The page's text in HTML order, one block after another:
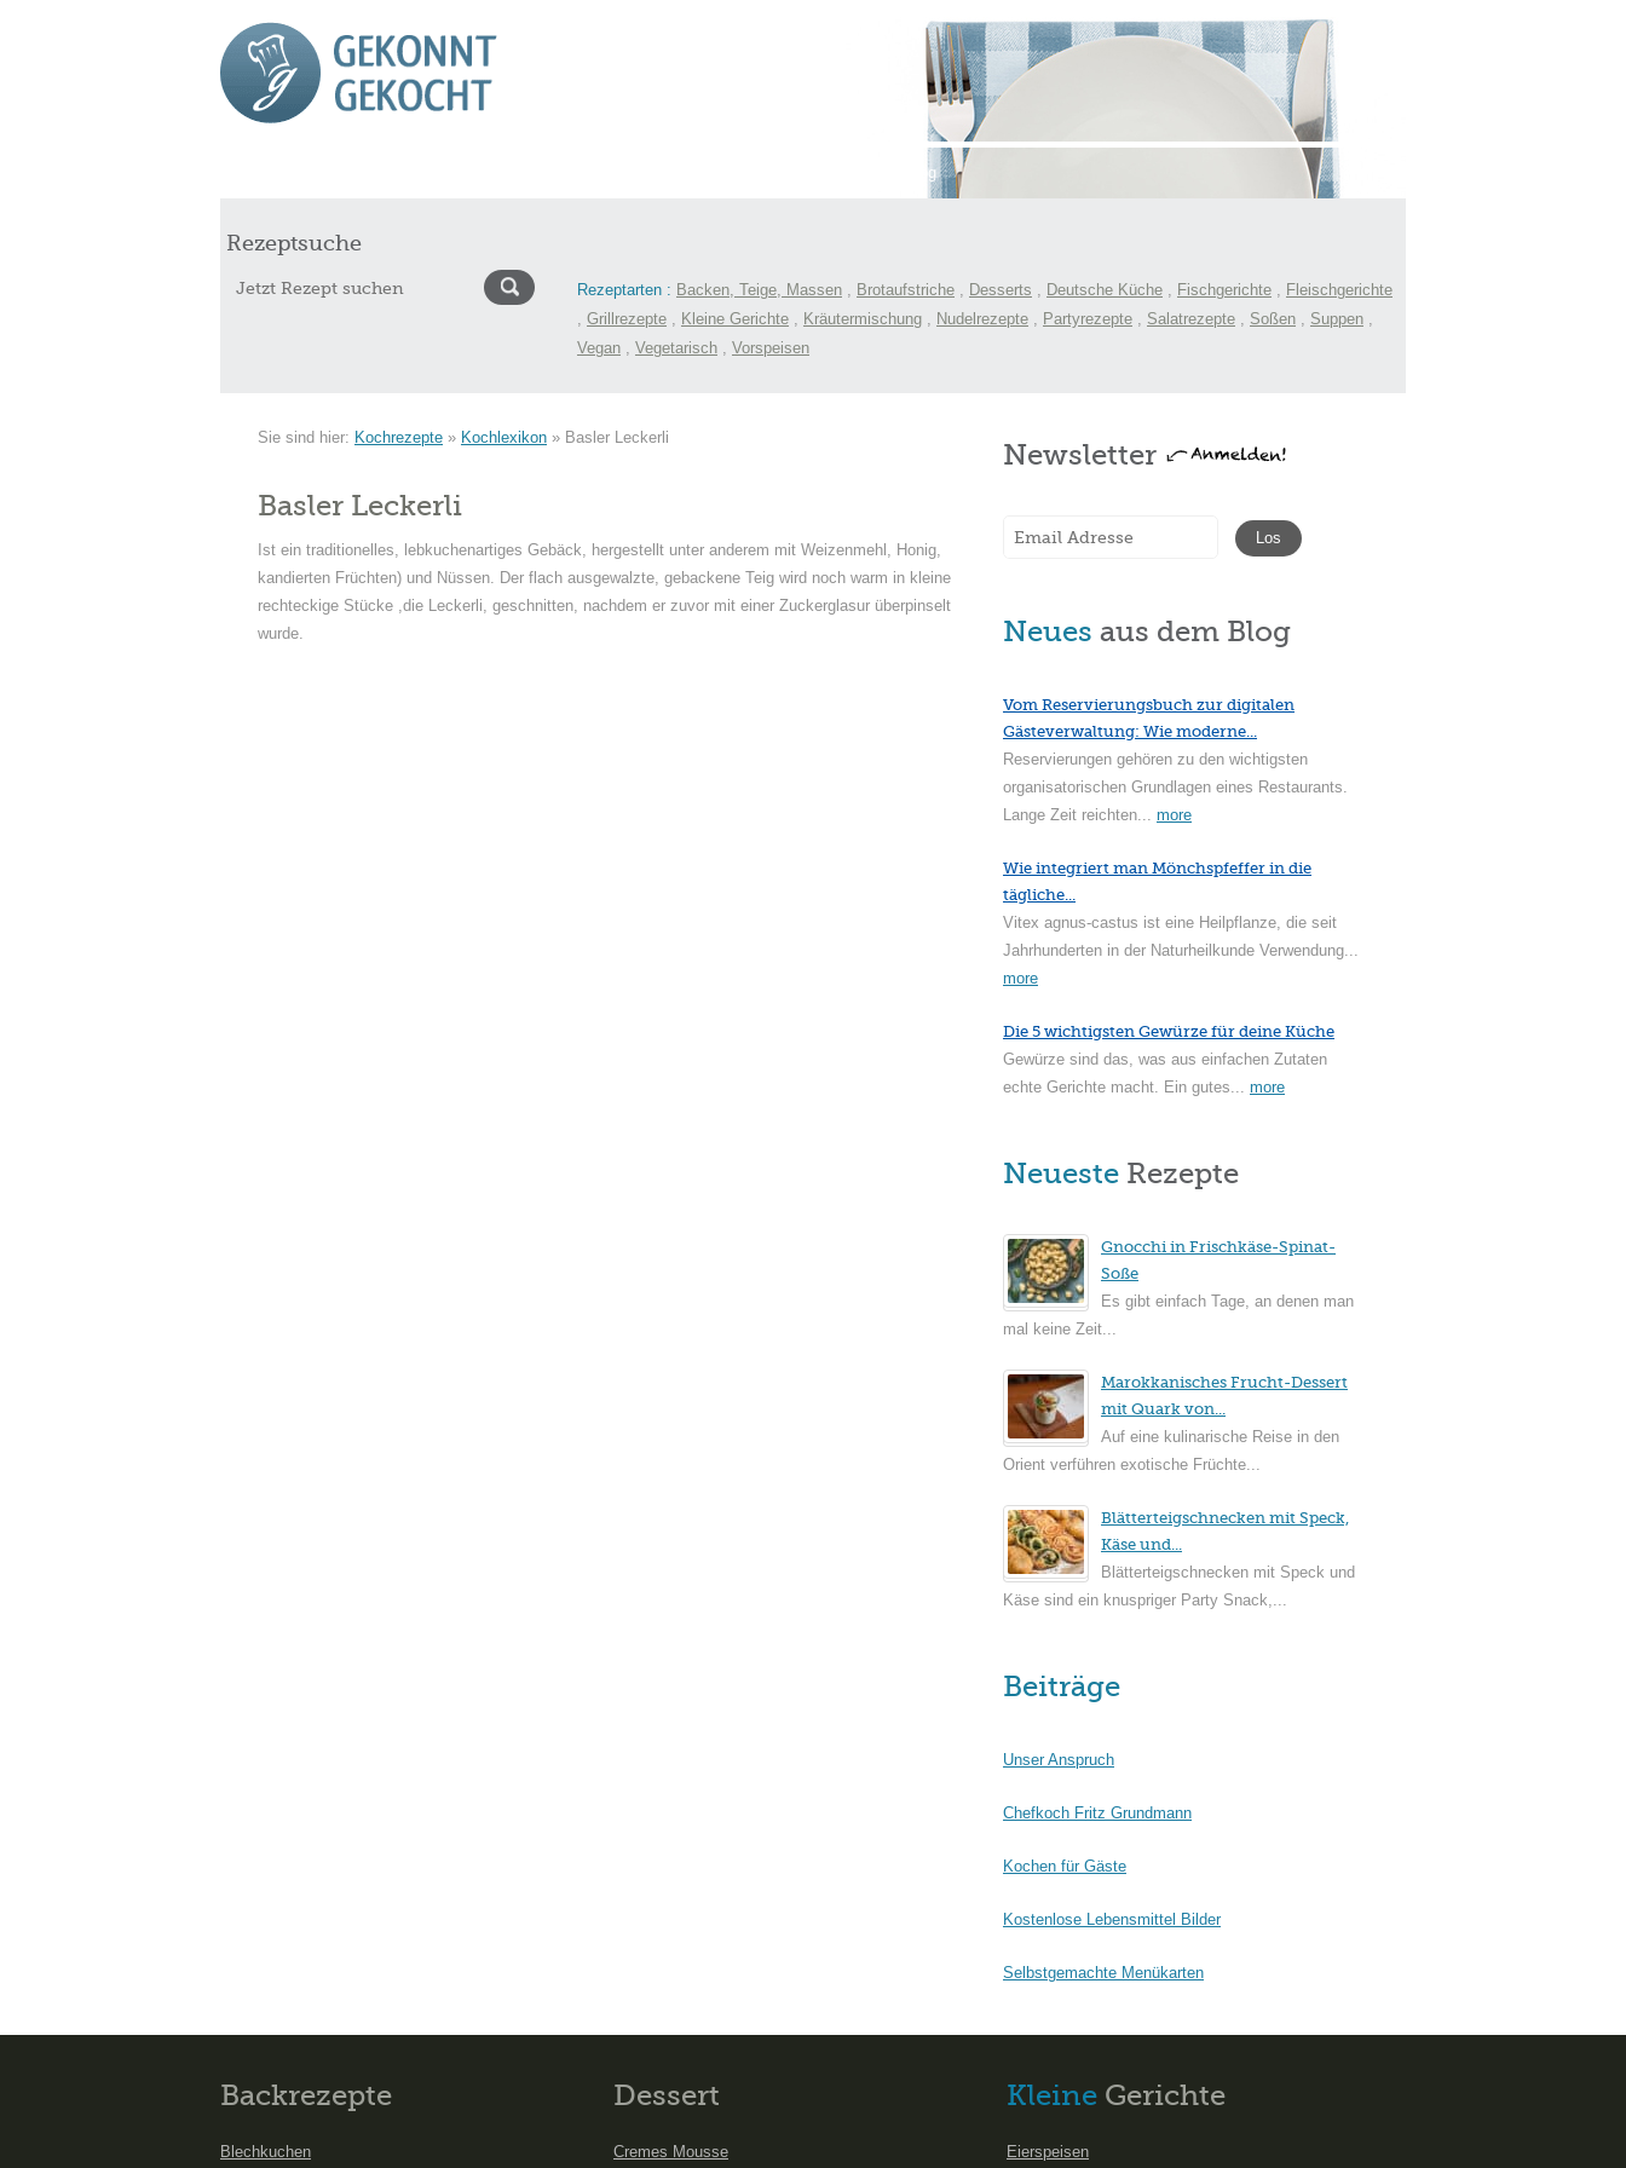
Blog
Rezeptsuche
Rezeptarten : Backen, Teige, Massen , Brotaufstriche , Desserts , Deutsche Küche , Fischgerichte , Fleischgerichte
, Grillrezepte , Kleine Gerichte , Kräutermischung , Nudelrezepte , Partyrezepte , Salatrezepte , Soßen , Suppen ,
Vegan , Vegetarisch , Vorspeisen
Sie sind hier: Kochrezepte » Kochlexikon » Basler Leckerli
Basler Leckerli
Ist ein traditionelles, lebkuchenartiges Gebäck, hergestellt unter anderem mit Weizenmehl, Honig,
kandierten Früchten) und Nüssen. Der flach ausgewalzte, gebackene Teig wird noch warm in kleine
rechteckige Stücke ,die Leckerli, geschnitten, nachdem er zuvor mit einer Zuckerglasur überpinselt
wurde.
Newsletter
Neues aus dem Blog
Vom Reservierungsbuch zur digitalen
Gästeverwaltung: Wie moderne...
Reservierungen gehören zu den wichtigsten
organisatorischen Grundlagen eines Restaurants.
Lange Zeit reichten... more
Wie integriert man Mönchspfeffer in die
tägliche...
Vitex agnus-castus ist eine Heilpflanze, die seit
Jahrhunderten in der Naturheilkunde Verwendung...
more
Die 5 wichtigsten Gewürze für deine Küche
Gewürze sind das, was aus einfachen Zutaten
echte Gerichte macht. Ein gutes... more
Neueste Rezepte
Gnocchi in Frischkäse-Spinat-
Soße
Es gibt einfach Tage, an denen man
mal keine Zeit...
Marokkanisches Frucht-Dessert
mit Quark von...
Auf eine kulinarische Reise in den
Orient verführen exotische Früchte...
Blätterteigschnecken mit Speck,
Käse und...
Blätterteigschnecken mit Speck und
Käse sind ein knuspriger Party Snack,...
Beiträge
Unser Anspruch
Chefkoch Fritz Grundmann
Kochen für Gäste
Kostenlose Lebensmittel Bilder
Selbstgemachte Menükarten
Backrezepte
Blechkuchen
Dessert
Cremes Mousse
Kleine Gerichte
Eierspeisen